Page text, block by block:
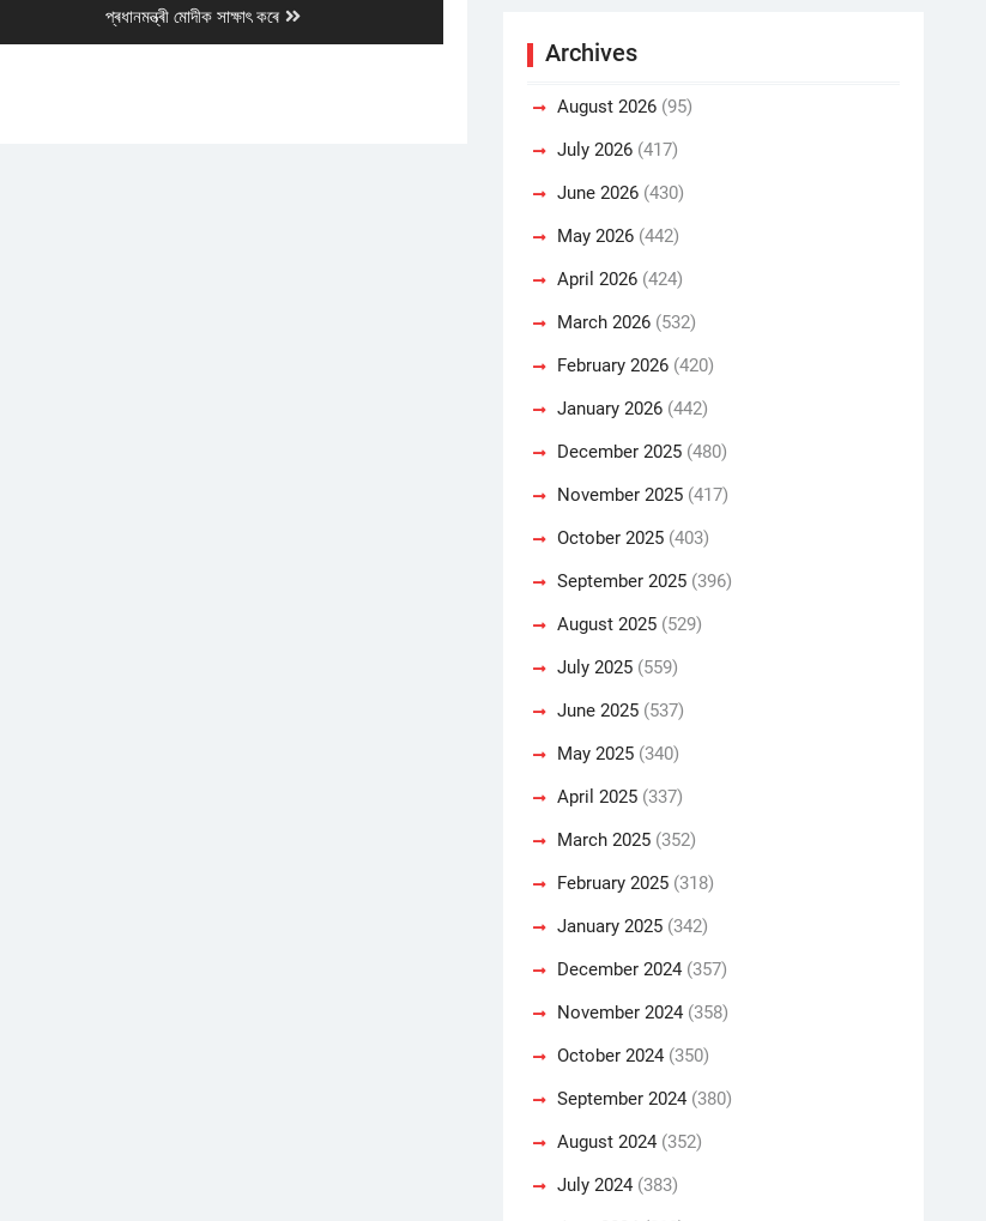
প্ৰধানমন্ত্ৰী মোদীক সাক্ষাৎ কৰে
Archives
August 2026 (95)
July 2026 (417)
June 2026 (430)
May 2026 (442)
April 2026 (424)
March 2026 (532)
February 2026 (420)
January 2026 (442)
December 2025 (480)
November 2025 (417)
October 2025 (403)
September 2025 (396)
August 2025 (529)
July 2025 (559)
June 2025 (537)
May 2025 (340)
April 2025 (337)
March 2025 (352)
February 2025 (318)
January 2025 (342)
December 2024 (357)
November 2024 (358)
October 2024 (350)
September 2024 (380)
August 2024 (352)
July 2024 (383)